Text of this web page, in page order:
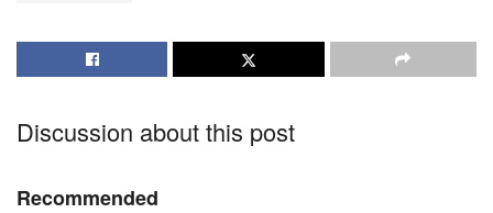
Discussion about this post
Recommended